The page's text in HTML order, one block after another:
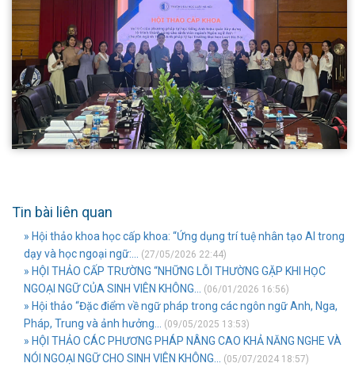
Tin bài liên quan
» Hội thảo khoa học cấp khoa: “Ứng dụng trí tuệ nhân tạo AI trong
dạy và học ngoại ngữ:...
(27/05/2026 22:44)
» HỘI THẢO CẤP TRƯỜNG “NHỮNG LỖI THƯỜNG GẶP KHI HỌC
NGOẠI NGỮ CỦA SINH VIÊN KHÔNG...
(06/01/2026 16:56)
» Hội thảo “Đặc điểm về ngữ pháp trong các ngôn ngữ Anh, Nga,
Pháp, Trung và ảnh hưởng...
(09/05/2025 13:53)
» HỘI THẢO CÁC PHƯƠNG PHÁP NÂNG CAO KHẢ NĂNG NGHE VÀ
NÓI NGOẠI NGỮ CHO SINH VIÊN KHÔNG...
(05/07/2024 18:57)